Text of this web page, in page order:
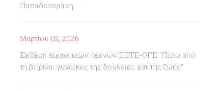
Παπαδοπεράκη
Μαρτίου 02, 2026
Έκθεση εικαστικών τεχνών ΕΕΤΕ-ΟΓΕ "Πίσω από
τη βιτρίνα; γυναίκες της δουλειάς και της ζωής"